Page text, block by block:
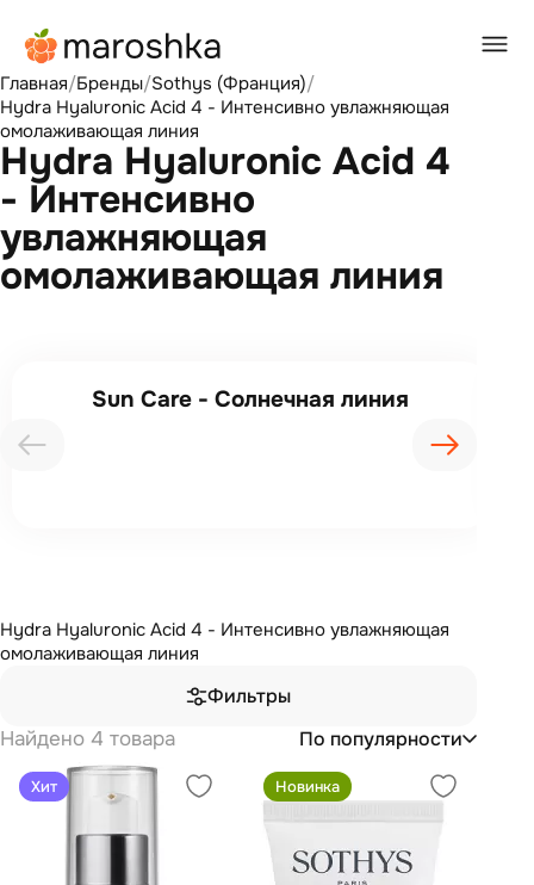
Главная/Бренды/Sothys (Франция)/
Hydra Hyaluronic Acid 4 - Интенсивно увлажняющая
омолаживающая линия
Hydra Hyaluronic Acid 4
- Интенсивно
увлажняющая
омолаживающая линия
Sun Care - Солнечная линия
Hydra Hyaluronic Acid 4 - Интенсивно увлажняющая
омолаживающая линия
Фильтры
Найдено 4 товара
По популярности
Хит Новинка